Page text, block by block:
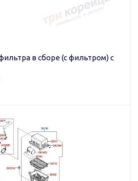
в сборе (с фильтром) с